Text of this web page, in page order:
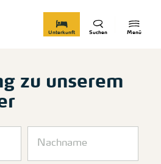
Menü
Suchen
Unterkunft
zu unserem